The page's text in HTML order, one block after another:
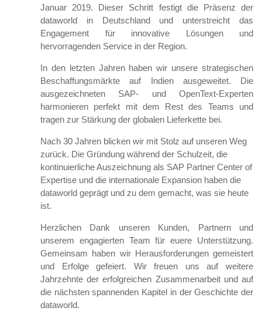
Januar 2019. Dieser Schritt festigt die Präsenz der
dataworld in Deutschland und unterstreicht das
Engagement für innovative Lösungen und
hervorragenden Service in der Region.
In den letzten Jahren haben wir unsere strategischen
Beschaffungsmärkte auf Indien ausgeweitet. Die
ausgezeichneten SAP- und OpenText-Experten
harmonieren perfekt mit dem Rest des Teams und
tragen zur Stärkung der globalen Lieferkette bei.
Nach 30 Jahren blicken wir mit Stolz auf unseren Weg
zurück. Die Gründung während der Schulzeit, die
kontinuierliche Auszeichnung als SAP Partner Center of
Expertise und die internationale Expansion haben die
dataworld geprägt und zu dem gemacht, was sie heute
ist.
Herzlichen Dank unseren Kunden, Partnern und
unserem engagierten Team für euere Unterstützung.
Gemeinsam haben wir Herausforderungen gemeistert
und Erfolge gefeiert. Wir freuen uns auf weitere
Jahrzehnte der erfolgreichen Zusammenarbeit und auf
die nächsten spannenden Kapitel in der Geschichte der
dataworld.